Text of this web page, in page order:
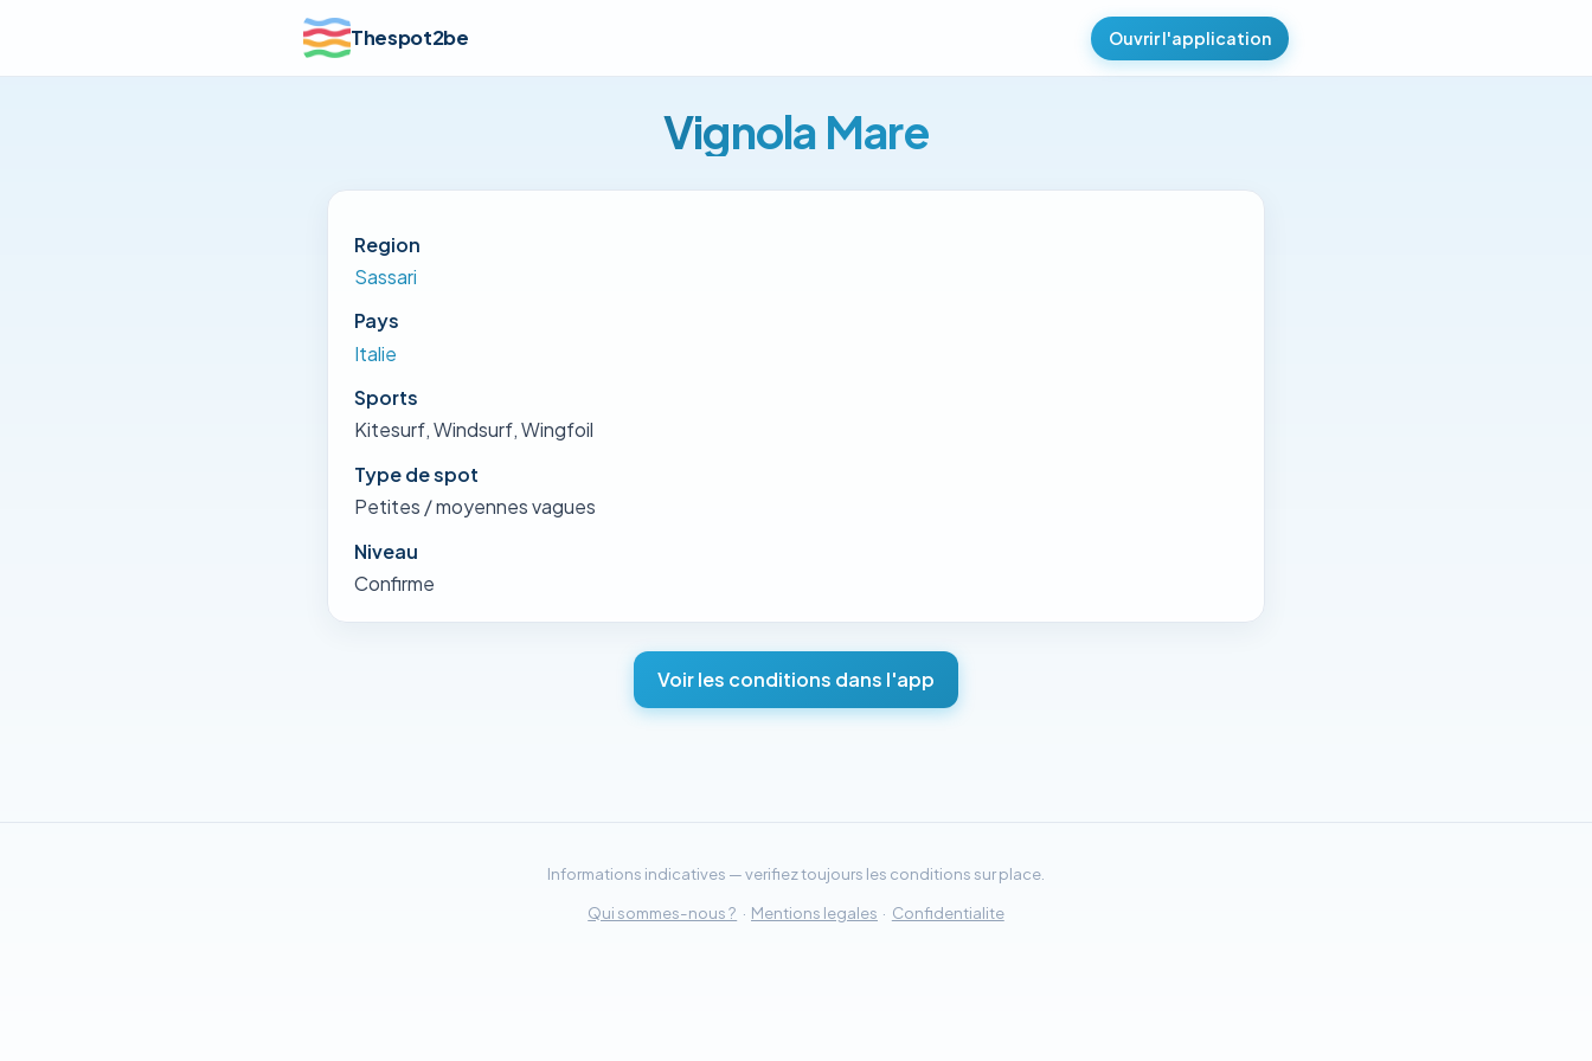
Thespot2be Ouvrir l'application
Vignola Mare
Region
Sassari
Pays
Italie
Sports
Kitesurf, Windsurf, Wingfoil
Type de spot
Petites / moyennes vagues
Niveau
Confirme
Voir les conditions dans l'app
Informations indicatives — verifiez toujours les conditions sur place.
Qui sommes-nous ? · Mentions legales · Confidentialite